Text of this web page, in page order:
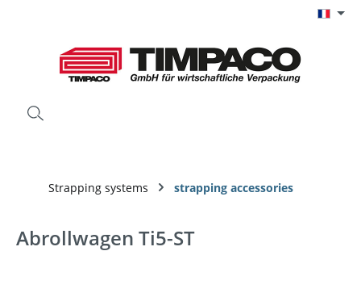
Strapping systems strapping accessories
Abrollwagen Ti5-ST